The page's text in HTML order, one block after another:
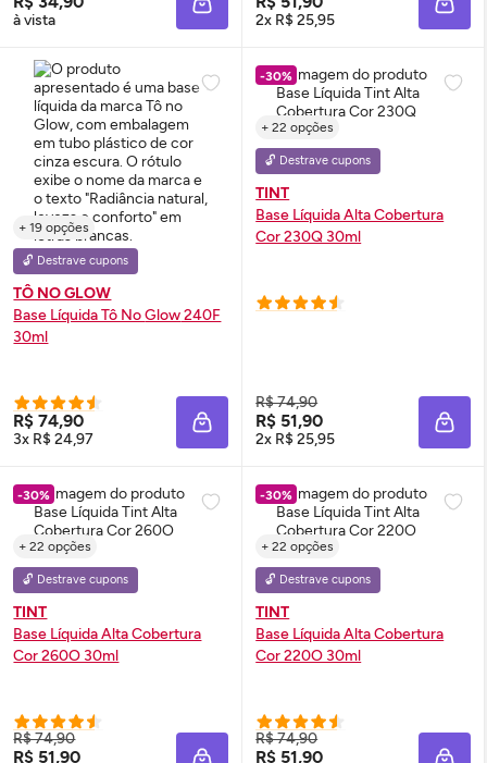
à vista ADICIONAR À SACOLA
2x R$ 25,95
+ 19 opções
🔓 Destrave cupons
TÔ NO GLOW
Base Líquida Tô NoGlow240F
30ml
R$ 74,90
3x R$ 24,97 ADICIONAR À SACOLA
-30%
+ 22 opções
🔓 Destrave cupons
TINT
Base Líquida Alta Cobertura
Cor 230Q 30ml
R$ 74,90
R$ 51,90
2x R$ 25,95
-30%
+ 22 opções
🔓 Destrave cupons
TINT
Base Líquida Alta Cobertura
Cor 260O 30ml
R$ 74,90
R$ 51,90
-30%
+ 22 opções
🔓 Destrave cupons
TINT
Base Líquida Alta Cobertura
Cor 220O 30ml
R$ 74,90
R$ 51,90